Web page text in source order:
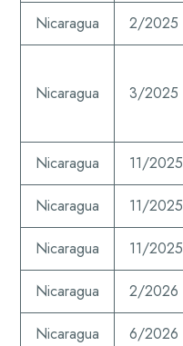
Nicaragua 2/2025
Nicaragua 3/2025
Nicaragua 11/2025
Nicaragua 11/2025
Nicaragua 11/2025
Nicaragua 2/2026
Nicaragua 6/2026